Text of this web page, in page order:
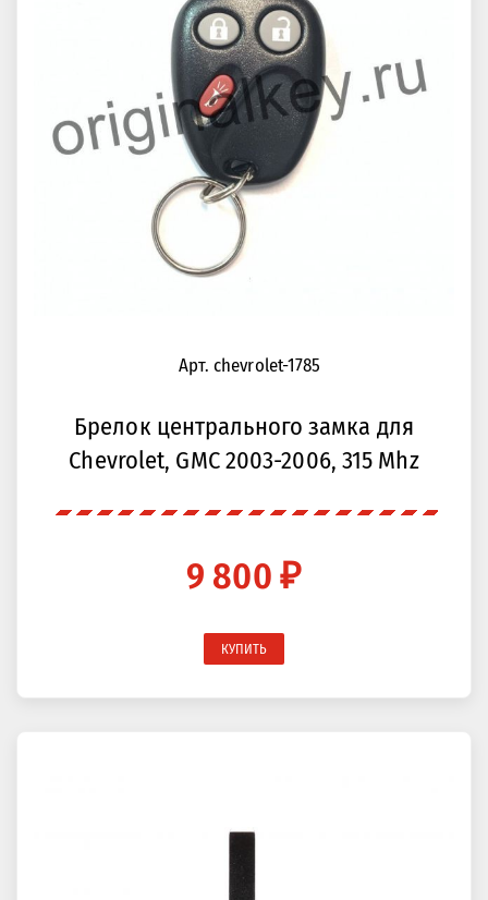
Арт. chevrolet-1785
Брелок центрального замка для
Chevrolet, GMC 2003-2006, 315 Mhz
9 800 ₽
КУПИТЬ